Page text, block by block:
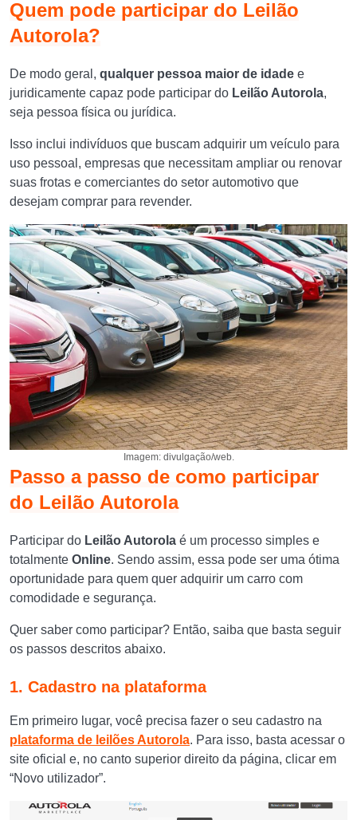
Quem pode participar do Leilão
Autorola?
De modo geral, qualquer pessoa maior de idade e
juridicamente capaz pode participar do Leilão Autorola,
seja pessoa física ou jurídica.
Isso inclui indivíduos que buscam adquirir um veículo para
uso pessoal, empresas que necessitam ampliar ou renovar
suas frotas e comerciantes do setor automotivo que
desejam comprar para revender.
Imagem: divulgação/web.
Passo a passo de como participar
do Leilão Autorola
Participar do Leilão Autorola é um processo simples e
totalmente Online. Sendo assim, essa pode ser uma ótima
oportunidade para quem quer adquirir um carro com
comodidade e segurança.
Quer saber como participar? Então, saiba que basta seguir
os passos descritos abaixo.
1. Cadastro na plataforma
Em primeiro lugar, você precisa fazer o seu cadastro na
plataforma de leilões Autorola. Para isso, basta acessar o
site oficial e, no canto superior direito da página, clicar em
“Novo utilizador”.